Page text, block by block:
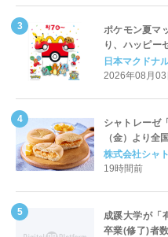
ポケモン夏マ
り、ハッピー
定登場
日本マクドナ
2026年08月
シャトレーゼ
（金）より全
株式会社シャ
19時間前
成蹊大学が「
卒業(修了)者